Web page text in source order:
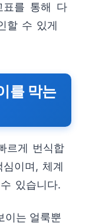
표를 통해 다
할 수 있게
를 막는
르게 번식합
이며, 체계
있습니다.
이는 얼룩뿐